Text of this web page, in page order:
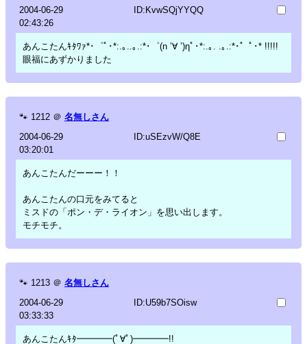
2004-06-29
02:43:26
ID:KvwSQjYYQQ
あんこたんｷﾀﾜｧ*･゜ﾟ･*:.｡..｡.:*･゜(n ’∀ ’)ηﾟ･*:.｡. .｡.:*･゜ﾟ･* !!!!!
眼福にあずかりました
🐾 1212 ＠ 名無しさん
2004-06-29
03:20:01
ID:uSEzvW/Q8E
あんこたんだーーー！！
あんこたんの口元をみてると
ミスドの「ポン・デ・ライオン」を思い出します。
モチモチ。
🐾 1213 ＠ 名無しさん
2004-06-29
03:33:33
ID:U59b7SOisw
あんこたんｷﾀ━━━━(ﾟ∀ﾟ)━━━━!!